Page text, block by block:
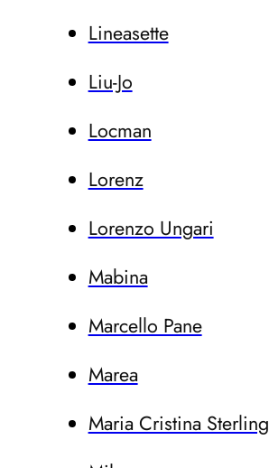
Lineasette
Liu-Jo
Locman
Lorenz
Lorenzo Ungari
Mabina
Marcello Pane
Marea
Maria Cristina Sterling